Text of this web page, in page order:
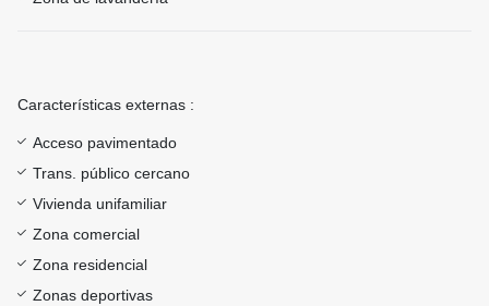
Características externas :
Acceso pavimentado
Trans. público cercano
Vivienda unifamiliar
Zona comercial
Zona residencial
Zonas deportivas